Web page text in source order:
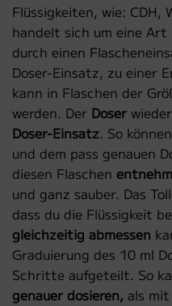
Flüssigkeiten, wie: CDH,
handelt sich um eine Art
durch einen
Doser-Einsatz, zu einer
kann in Flaschen der
werden. Der Doser
Doser-Einsatz. So
und dem pass genauen
diesen Flaschen
und ganz sauber. Das
dass du die Flüssigkeit
gleichzeitig abmessen
Graduierung des 10 ml
Schritte aufgeteilt. So
genauer dosieren, als mit